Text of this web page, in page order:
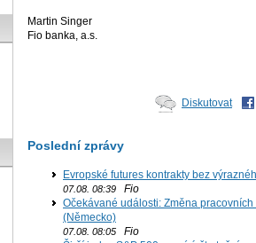
Martin Singer
Fio banka, a.s.
Diskutovat
Poslední zprávy
Evropské futures kontrakty bez
07.08. 08:39 Fio
Očekávané události: Změna
(Německo)
07.08. 08:05 Fio